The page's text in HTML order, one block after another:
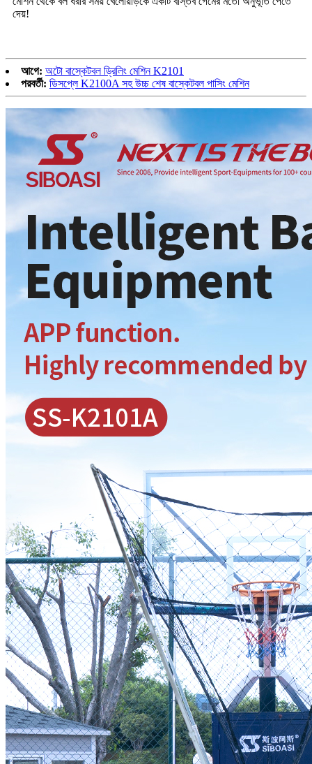
দেয়!
আগে: অটো বাস্কেটবল ড্রিলিং মেশিন K2101
পরবর্তী: ডিসপ্লে K2100A সহ উচ্চ শেষ বাস্কেটবল পাসিং মেশিন